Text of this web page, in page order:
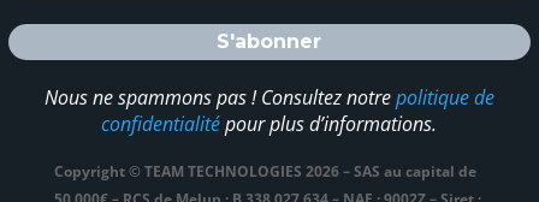
Nous ne spammons pas ! Consultez notrepolitique de
confidentialitépour plus d’informations.
Copyright © TEAM TECHNOLOGIES 2026 – SAS au capital de